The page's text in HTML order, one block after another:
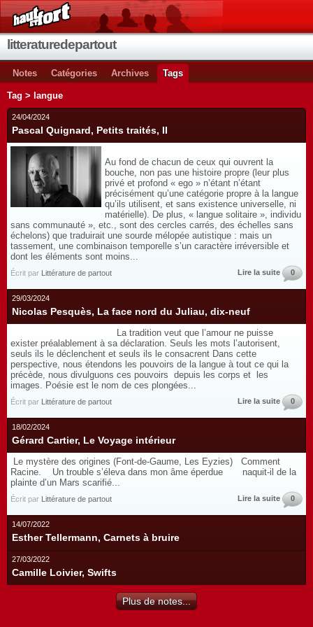
litteraturedepartout
Notes Catégories Archives Tags
Tag > langue
24/04/2024
Pascal Quignard, Petits traités, II
Au fond de chacun de ceux qui ouvrent la
bouche, non pas une histoire propre (leur plus
privé et profond « ego » n’étant n’étant
précisément qu’une catégorie propre à la langue
qu’ils utilisent, et sans existence universelle, ni
matérielle). De plus, « langue solitaire », individu
sans communauté », etc., sont des cercles carrés, des échelles sans
échelons) que traduirait une sourde mélopée autistique : mais un
tassement, une combinaison temporelle s’un caractère irréversible et
dont les éléments sont moins...
Écrit par Littérature de partout Lire la suite 0
29/03/2024
Nicolas Pesquès, La face nord du Juliau, dix-neuf
La tradition veut que l’amour ne puisse
exister préalablement à sa déclaration. Seuls les mots l’autorisent,
seuls ils le déclenchent et seuls ils le consacrent Dans cette
perspective, nous étendons les pouvoirs de la langue à tout ce qui la
précède, nous divulguons ces pouvoirs depuis les corps et les
images. Poésie est le nom de ces plongées...
Écrit par Littérature de partout Lire la suite 0
18/02/2024
Gérard Cartier, Le Voyage intérieur
Le mystère des origines (Font-de-Gaume, Les Eyzies) Comment
Racine. Un trouble s’éleva dans mon âme éperdue naquit-il de la
plainte d’un Mars scarifié...
Écrit par Littérature de partout Lire la suite 0
14/07/2022
Esther Tellermann, Carnets à bruire
27/03/2022
Camille Loivier, Swifts
Plus de notes...